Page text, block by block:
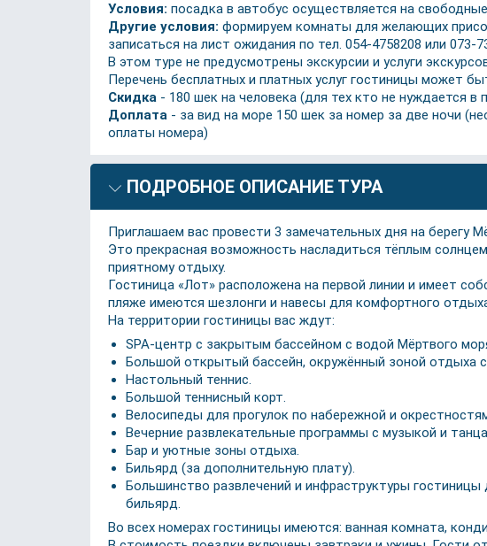
Условия: посадка в автобус осуществляется на
Другие условия: формируем комнаты для желающих
записаться на лист ожидания по тел. 054-4758208 или 073-
В этом туре не предусмотрены экскурсии и услуги
Перечень бесплатных и платных услуг гостиницы может
Скидка - 180 шек на человека (для тех кто не нуждается
Доплата - за вид на море 150 шек за номер за две ночи
оплаты номера)
ПОДРОБНОЕ ОПИСАНИЕ ТУРА
Приглашаем вас провести 3 замечательных дня на берегу
Это прекрасная возможность насладиться тёплым
приятному отдыху.
Гостиница «Лот» расположена на первой линии и имеет
пляже имеются шезлонги и навесы для комфортного
На территории гостиницы вас ждут:
SPA-центр с закрытым бассейном с водой Мёртвого
Большой открытый бассейн, окружённый зоной отдыха
Настольный теннис.
Большой теннисный корт.
Велосипеды для прогулок по набережной и
Вечерние развлекательные программы с музыкой и
Бар и уютные зоны отдыха.
Бильярд (за дополнительную плату).
Большинство развлечений и инфраструктуры
бильярд.
Во всех номерах гостиницы имеются: ванная комната,